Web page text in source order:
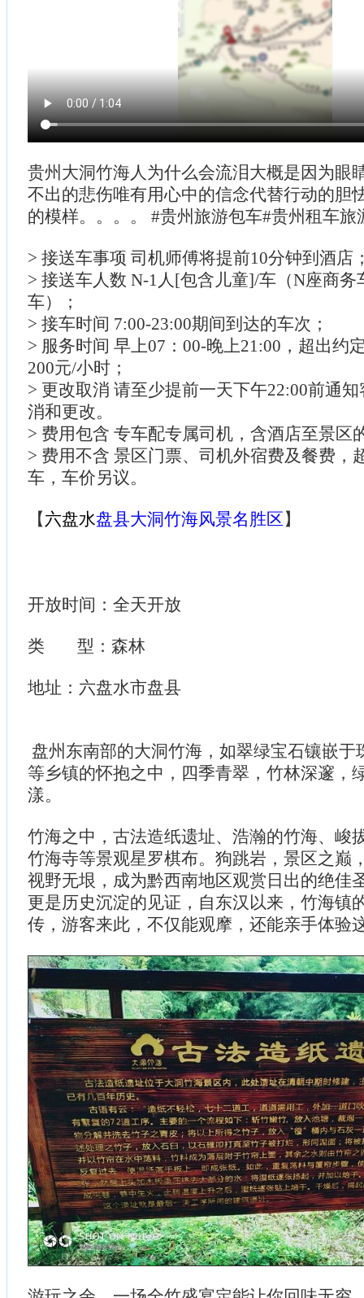
贵州大洞竹海人为什么会流泪大概是因为眼
不出的悲伤唯有用心中的信念代替行动的胆
的模样。。。。 #贵州旅游包车#贵州租车旅
> 接送车事项 司机师傅将提前10分钟到酒店
> 接送车人数 N-1人[包含儿童]/车（N座商务
车）；
> 接车时间 7:00-23:00期间到达的车次；
> 服务时间 早上07：00-晚上21:00，超出约
200元/小时；
> 更改取消 请至少提前一天下午22:00前通
消和更改。
> 费用包含 专车配专属司机，含酒店至景区
> 费用不含 景区门票、司机外宿费及餐费，
车，车价另议。
【六盘水盘县大洞竹海风景名胜区】
开放时间：全天开放
类 型：森林
地址：六盘水市盘县
盘州东南部的大洞竹海，如翠绿宝石镶嵌于
等乡镇的怀抱之中，四季青翠，竹林深邃，
漾。
竹海之中，古法造纸遗址、浩瀚的竹海、峻
竹海寺等景观星罗棋布。狗跳岩，景区之巅
视野无垠，成为黔西南地区观赏日出的绝佳
更是历史沉淀的见证，自东汉以来，竹海镇
传，游客来此，不仅能观摩，还能亲手体验